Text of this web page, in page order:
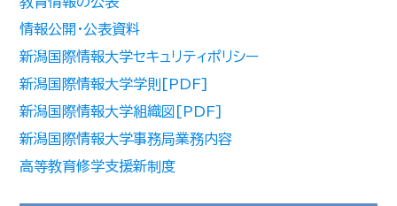
情報公開・公表資料
新潟国際情報大学セキュリティポリシー
新潟国際情報大学学則[PDF]
新潟国際情報大学組織図[PDF]
新潟国際情報大学事務局業務内容
高等教育修学支援新制度